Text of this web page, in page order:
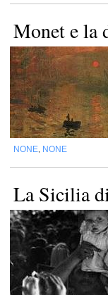
Monet e la
NONE NONE
La Sicilia